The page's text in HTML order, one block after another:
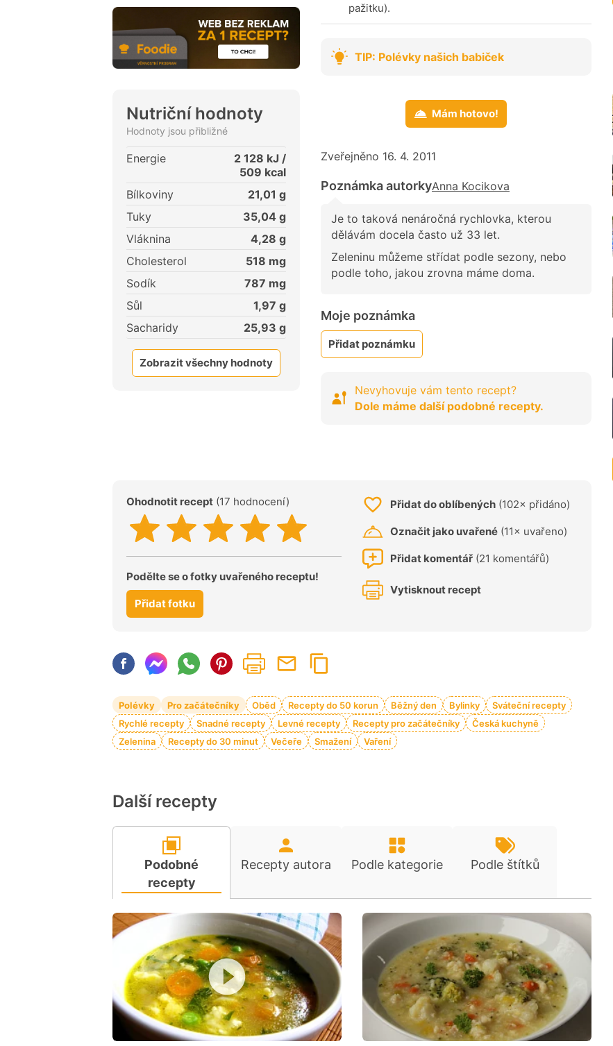
Nutriční hodnoty
Hodnoty jsou přibližné
Energie 2 128 kJ /
509 kcal
Bílkoviny
21,01 g
Tuky
35,04 g
Vláknina
4,28 g
Cholesterol
518 mg
Sodík
787 mg
Sůl
1,97 g
Sacharidy
25,93 g
Zobrazit všechny hodnoty
pažitku).
TIP: Polévky našich babiček
Mám hotovo!
Zveřejněno 16. 4. 2011
Poznámka autorkyAnna Kocikova
Je to taková nenáročná rychlovka, kterou
dělávám docela často už 33 let.
Zeleninu můžeme střídat podle sezony, nebo
podle toho, jakou zrovna máme doma.
Moje poznámka
Přidat poznámku
Nevyhovuje vám tento recept?
Dole máme další podobné recepty.
Ohodnotit recept (17 hodnocení)
Podělte se o fotky uvařeného receptu!
Přidat fotku
Přidat do oblíbených (102× přidáno)
Označit jako uvařené (11× uvařeno)
Přidat komentář (21 komentářů)
Vytisknout recept
Polévky Pro začátečníky Oběd Recepty do 50 korun Běžný den Bylinky
Sváteční recepty
Rychlé recepty
Snadné recepty Levné recepty Recepty pro začátečníky
Česká kuchyně
Zelenina
Recepty do 30 minut Večeře Smažení Vaření
Další recepty
Podobné
recepty
Recepty autora Podle kategorie Podle štítků